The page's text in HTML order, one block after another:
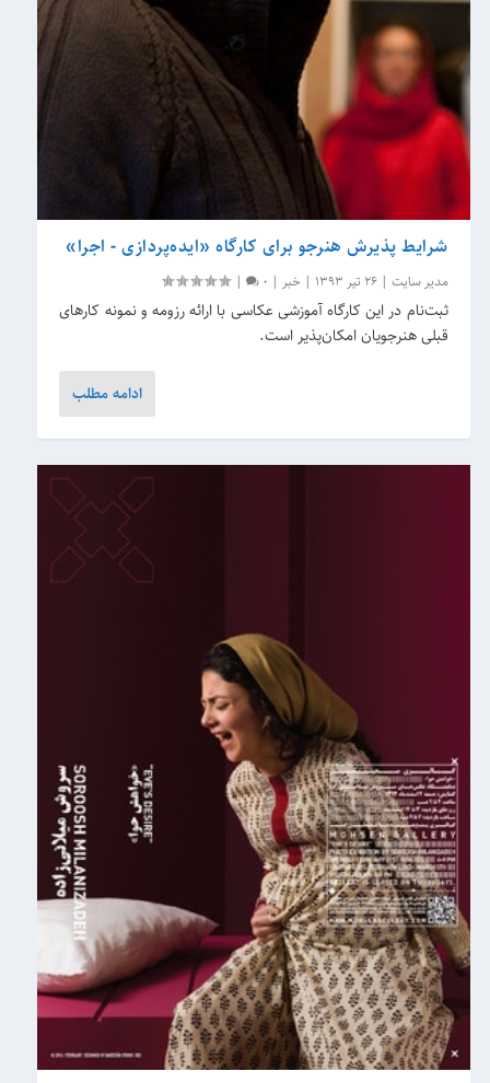
شرایط پذیرش هنرجو برای کارگاه «‬ایده‌پردازی ‫-‬ اجرا»‫
مدیر سایت |26 تیر 1393 | خبر |
0
|
ثبت‌نام در این کارگاه آموزشی عکاسی با ارائه رزومه و نمونه کارهای
قبلی هنرجویان امکان‌پذیر است.
ادامه مطلب